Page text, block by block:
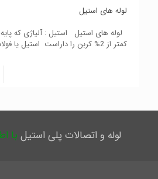
لوله های استیل
لوله های استیل استیل : آلیاژی که
کمتر از 2% کربن را داراست استیل یا فولاد گفته
لوله و اتصالات پلی استیل با